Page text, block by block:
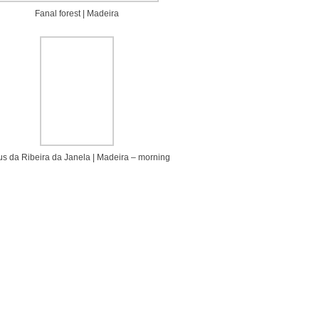
Fanal forest | Madeira
da Ribeira da Janela | Madeira – morning